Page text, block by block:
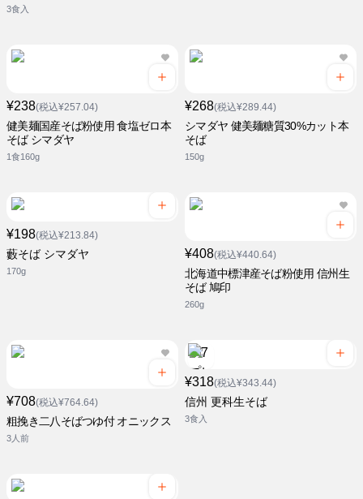
3食入
¥238(税込¥257.04)
健美麺国産そば粉使用 食塩ゼロ本
そば シマダヤ
1食160g
¥268(税込¥289.44)
シマダヤ 健美麺糖質30%カット本
そば
150g
¥198(税込¥213.84)
藪そば シマダヤ
170g
¥408(税込¥440.64)
北海道中標津産そば粉使用 信州生
そば 鳩印
260g
¥708(税込¥764.64)
粗挽き二八そばつゆ付 オニックス
3人前
¥318(税込¥343.44)
信州 更科生そば
3食入